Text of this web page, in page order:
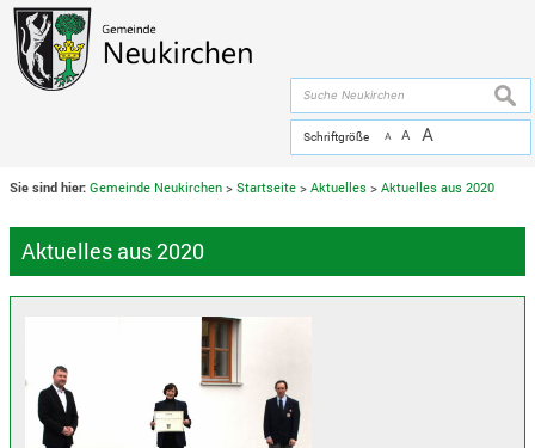
Zum Inhalt,zur Navigation
Schriftgröße A A A
Sie sind hier: Gemeinde Neukirchen >Startseite >Aktuelles >Aktuelles aus 2020
Aktuelles aus 2020